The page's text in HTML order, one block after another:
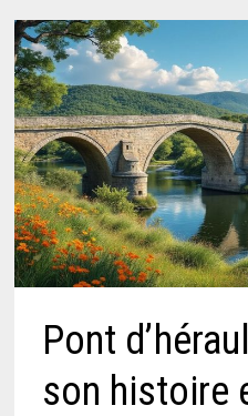
Pont
son histoire